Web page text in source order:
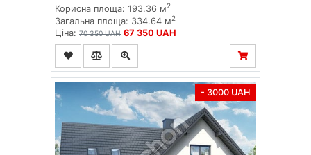
Корисна площа: 193.36 м2
Загальна площа: 334.64 м2
Ціна: 70 350 UAH 67 350 UAH
- 3000 UAH